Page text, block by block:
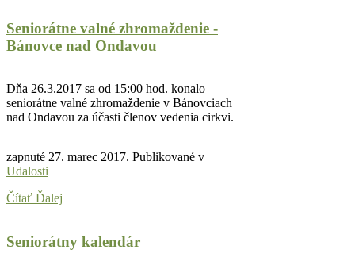
Seniorátne valné zhromaždenie -
Bánovce nad Ondavou
Dňa 26.3.2017 sa od 15:00 hod. konalo
seniorátne valné zhromaždenie v Bánovciach
nad Ondavou za účasti členov vedenia cirkvi.
zapnuté 27. marec 2017. Publikované v
Udalosti
Čítať Ďalej
Seniorátny kalendár